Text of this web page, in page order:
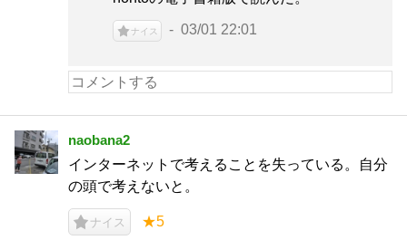
ナイス 03/01 22:01
naobana2
インターネットで考えることを失っている。自分
の頭で考えないと。
ナイス ★5